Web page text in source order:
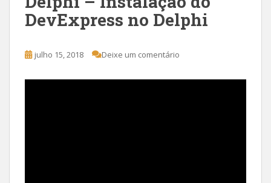
DevExpress no Delphi
julho 15, 2018 Deixe um comentário